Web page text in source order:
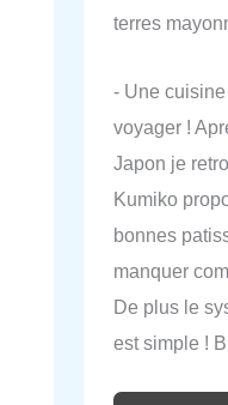
terres
- Une
voyager !
Japon je
Kumiko
bonnes
manquer
De plus le
est simple !